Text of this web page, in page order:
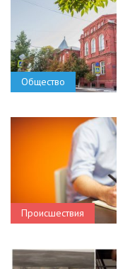
Общество
Происшествия